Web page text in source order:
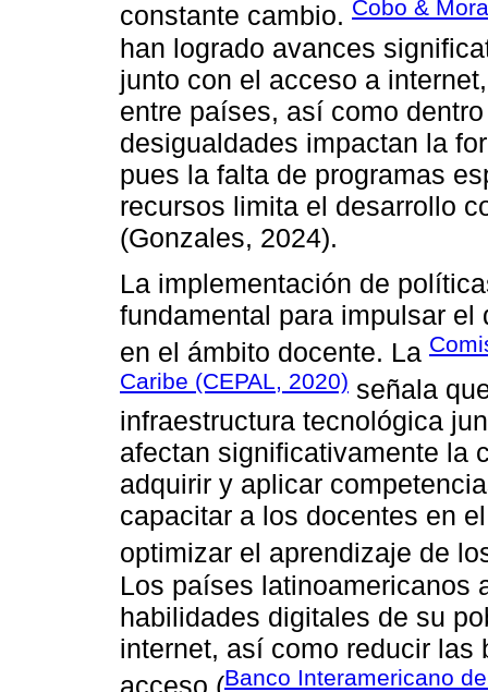
constante cambio. Cobo &
han logrado avances
junto con el acceso a
entre países, así como
desigualdades impactan la
pues la falta de programas
recursos limita el desarrollo
(Gonzales, 2024).
La implementación de
fundamental para impulsar
en el ámbito docente. La
Caribe (CEPAL, 2020) señala
infraestructura tecnológica
afectan significativamente la
adquirir y aplicar
capacitar a los docentes en
optimizar el aprendizaje de
Los países latinoamericanos
habilidades digitales de su
internet, así como reducir las
acceso (Banco Interamericano